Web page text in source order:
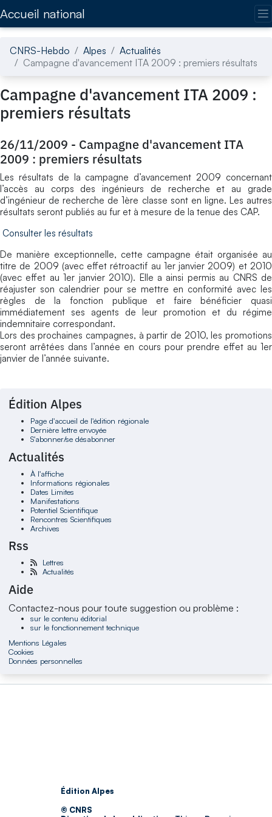
Accueil national
CNRS-Hebdo Alpes
Actualités
Campagne d'avancement ITA 2009 : premiers résultats
Campagne d'avancement ITA 2009 :
premiers résultats
26/11/2009 - Campagne d'avancement ITA
2009 : premiers résultats
Les résultats de la campagne d’avancement 2009 concernant
l’accès au corps des ingénieurs de recherche et au grade
d’ingénieur de recherche de 1ère classe sont en ligne. Les autres
résultats seront publiés au fur et à mesure de la tenue des CAP.
Consulter les résultats
De manière exceptionnelle, cette campagne était organisée au
titre de 2009 (avec effet rétroactif au 1er janvier 2009) et 2010
(avec effet au 1er janvier 2010). Elle a ainsi permis au CNRS de
réajuster son calendrier pour se mettre en conformité avec les
règles de la fonction publique et faire bénéficier quasi
immédiatement ses agents de leur promotion et du régime
indemnitaire correspondant.
Lors des prochaines campagnes, à partir de 2010, les promotions
seront arrêtées dans l’année en cours pour prendre effet au 1er
janvier de l’année suivante.
Édition Alpes
Page d'accueil de l'édition régionale
Dernière lettre envoyée
S'abonner/se désabonner
Actualités
À l'affiche
Informations régionales
Dates Limites
Manifestations
Potentiel Scientifique
Rencontres Scientifiques
Archives
Rss
Lettres
Actualités
Aide
Contactez-nous pour toute suggestion ou problème :
sur le contenu éditorial
sur le fonctionnement technique
Mentions Légales
Cookies
Données personnelles
Édition Alpes
© CNRS